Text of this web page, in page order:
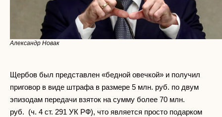
Александр Новак
Щербов был представлен «бедной овечкой» и получил
приговор в виде штрафа в размере 5 млн. руб. по двум
эпизодам передачи взяток на сумму более 70 млн.
руб. (ч. 4 ст. 291 УК РФ), что является просто подарком